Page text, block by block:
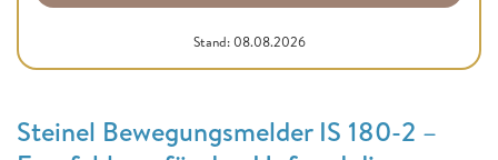
Stand: 08.08.2026
Steinel Bewegungsmelder IS 180-2 –